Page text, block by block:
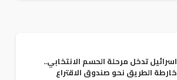
اسرائيل تدخل مرحلة الحسم الانتخابي..
خارطة الطريق نحو صندوق الاقتراع